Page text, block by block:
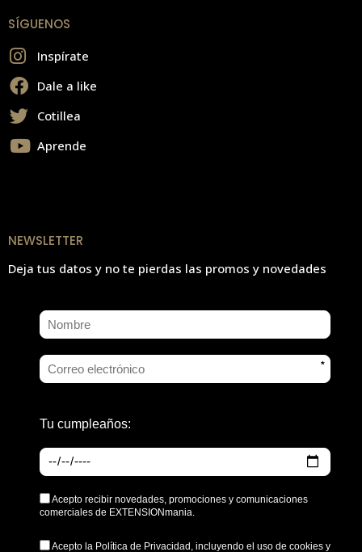
SÍGUENOS
Inspírate
Dale a like
Cotillea
Aprende
NEWSLETTER
Deja tus datos y no te pierdas las promos y novedades
*
Tu cumpleaños:
Acepto recibir novedades, promociones y comunicaciones
comerciales de EXTENSIONmania.
Acepto la Política de Privacidad , incluyendo el uso de cookies y